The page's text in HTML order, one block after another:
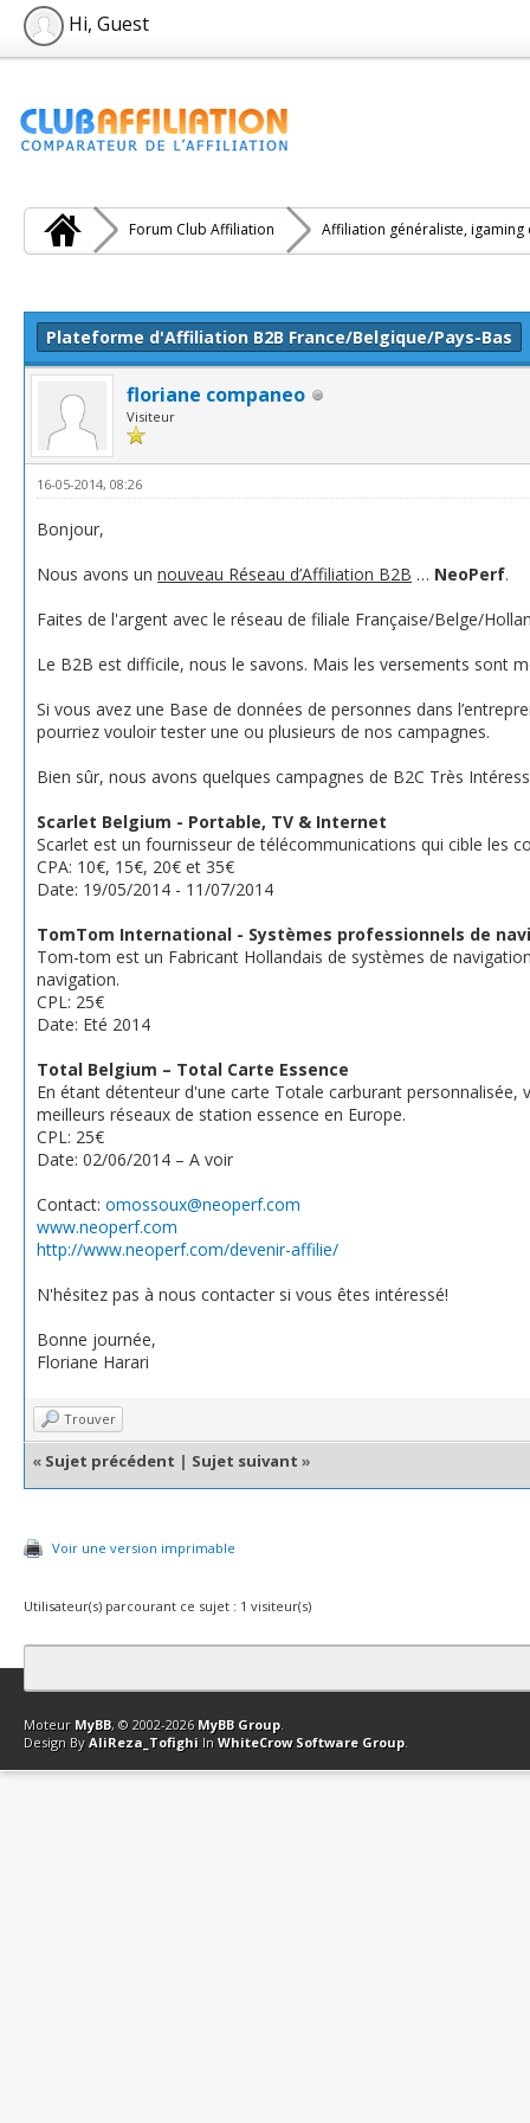
Hi, Guest
Forum Club Affiliation Affiliation généraliste, igaming
Plateforme d'Affiliation B2B France/Belgique/Pays-Bas
floriane companeo
Visiteur
16-05-2014, 08:26
Bonjour,
Nous avons un nouveau Réseau d’Affiliation B2B … NeoPerf.
Faites de l'argent avec le réseau de filiale Française/Belge/
Le B2B est difficile, nous le savons. Mais les versements sont
Si vous avez une Base de données de personnes dans
pourriez vouloir tester une ou plusieurs de nos campagnes.
Bien sûr, nous avons quelques campagnes de B2C Très
Scarlet Belgium - Portable, TV & Internet
Scarlet est un fournisseur de télécommunications qui cible les
CPA: 10€, 15€, 20€ et 35€
Date: 19/05/2014 - 11/07/2014
TomTom International - Systèmes professionnels de
Tom-tom est un Fabricant Hollandais de systèmes de
navigation.
CPL: 25€
Date: Eté 2014
Total Belgium – Total Carte Essence
En étant détenteur d'une carte Totale carburant personnalisée,
meilleurs réseaux de station essence en Europe.
CPL: 25€
Date: 02/06/2014 – A voir
Contact: omossoux@neoperf.com
www.neoperf.com
http://www.neoperf.com/devenir-affilie/
N'hésitez pas à nous contacter si vous êtes intéressé!
Bonne journée,
Floriane Harari
Trouver
« Sujet précédent | Sujet suivant »
Voir une version imprimable
Utilisateur(s) parcourant ce sujet : 1 visiteur(s)
Contact Club Affiliation Retourner en haut Version bas-débit
Moteur MyBB, © 2002-2026 MyBB Group.
Design By AliReza_Tofighi In WhiteCrow Software Group.